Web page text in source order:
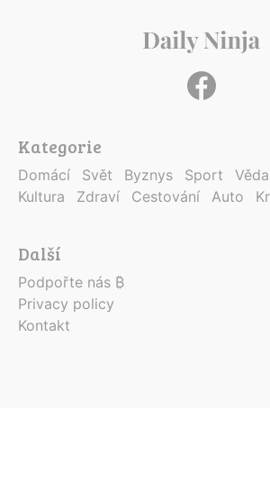
Kategorie
Domácí Svět Byznys Sport Věda
Kultura
Zdraví Cestování Auto
Další
Podpořte nás ₿
Privacy policy
Kontakt